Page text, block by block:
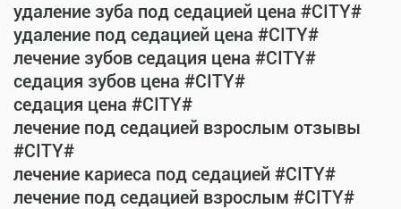
удаление зуба под седацией цена #CITY#
удаление под седацией цена #CITY#
лечение зубов седация цена #CITY#
седация зубов цена #CITY#
седация цена #CITY#
лечение под седацией взрослым отзывы
#CITY#
лечение кариеса под седацией #CITY#
лечение под седацией взрослым #CITY#